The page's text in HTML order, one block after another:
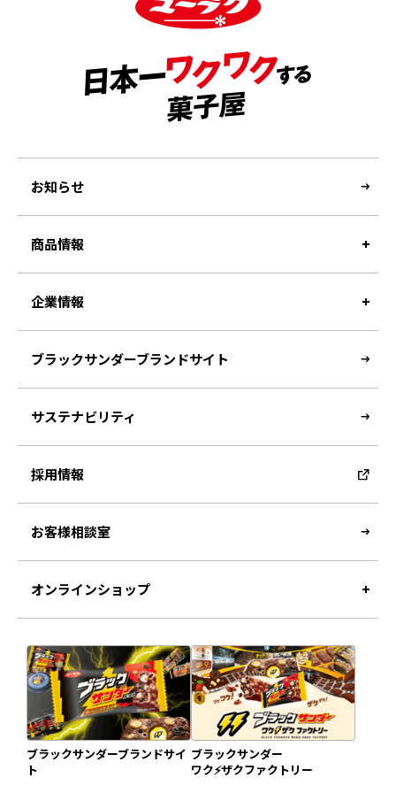
お知らせ
商品情報
企業情報
ブラックサンダーブランドサイト
サステナビリティ
採用情報
お客様相談室
オンラインショップ
ブラックサンダーブランドサイ
ト
ブラックサンダー
ワク⚡️ザクファクトリー